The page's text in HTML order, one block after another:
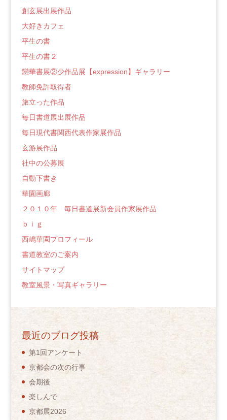
創玄展出展作品
大好きカフェ
平生の書
平生の書２
戀華書展②少作品展【expression】ギャラリー
教師免許取得者
旅立った作品
毎日書道展出展作品
毎日現代書関西代表作家展作品
玄游展作品
社中の公募展
自動下書き
華園画廊
２０１０年 毎日書道展新会員作家展作品
ｂｉｇ
西嶋華園プロフィール
書道教室のご案内
サイトマップ
教室風景・写真ギャラリー
最近のブログ投稿
第1回アンケート
京都会の次の行事
会期後
楽しんで
京都展2026